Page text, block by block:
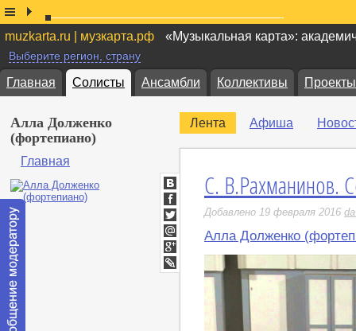
muzkarta.ru | музкарта.рф «Музыкальная карта»:
Выберите регион, страну
Главная Солисты Ансамбли Коллективы Проекты
Алла Долженко
(фортепиано)
Главная
Лента Афиша
С. В.Рахманинов.
Добавлено 19 февраля 2016
Алла Долженко
ВКонтакте
Facebook
Twitter
Мой
Мир
Google+
LiveJournal